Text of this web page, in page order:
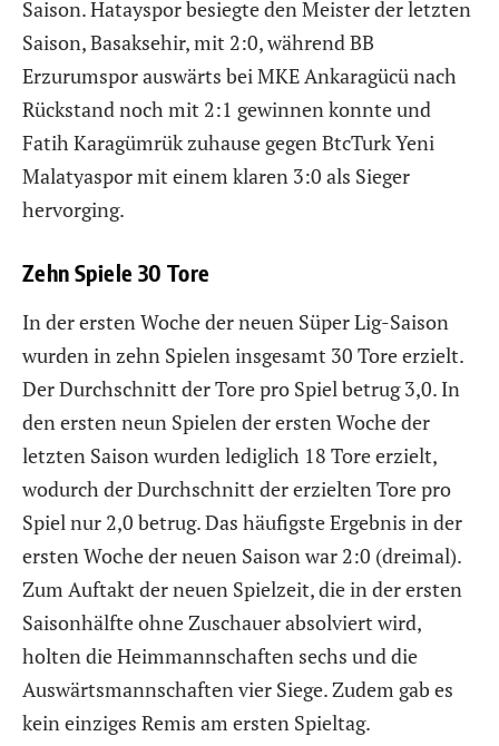
Saison. Hatayspor besiegte den Meister der letzten
Saison, Basaksehir, mit 2:0, während BB
Erzurumspor auswärts bei MKE Ankaragücü nach
Rückstand noch mit 2:1 gewinnen konnte und
Fatih Karagümrük zuhause gegen BtcTurk Yeni
Malatyaspor mit einem klaren 3:0 als Sieger
hervorging.
Zehn Spiele 30 Tore
In der ersten Woche der neuen Süper Lig-Saison
wurden in zehn Spielen insgesamt 30 Tore erzielt.
Der Durchschnitt der Tore pro Spiel betrug 3,0. In
den ersten neun Spielen der ersten Woche der
letzten Saison wurden lediglich 18 Tore erzielt,
wodurch der Durchschnitt der erzielten Tore pro
Spiel nur 2,0 betrug. Das häufigste Ergebnis in der
ersten Woche der neuen Saison war 2:0 (dreimal).
Zum Auftakt der neuen Spielzeit, die in der ersten
Saisonhälfte ohne Zuschauer absolviert wird,
holten die Heimmannschaften sechs und die
Auswärtsmannschaften vier Siege. Zudem gab es
kein einziges Remis am ersten Spieltag.